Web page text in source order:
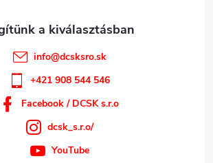
info@dcsksro.sk
+421 908 544 546
Facebook / DCSK s.r.o
dcsk_s.r.o/
YouTube